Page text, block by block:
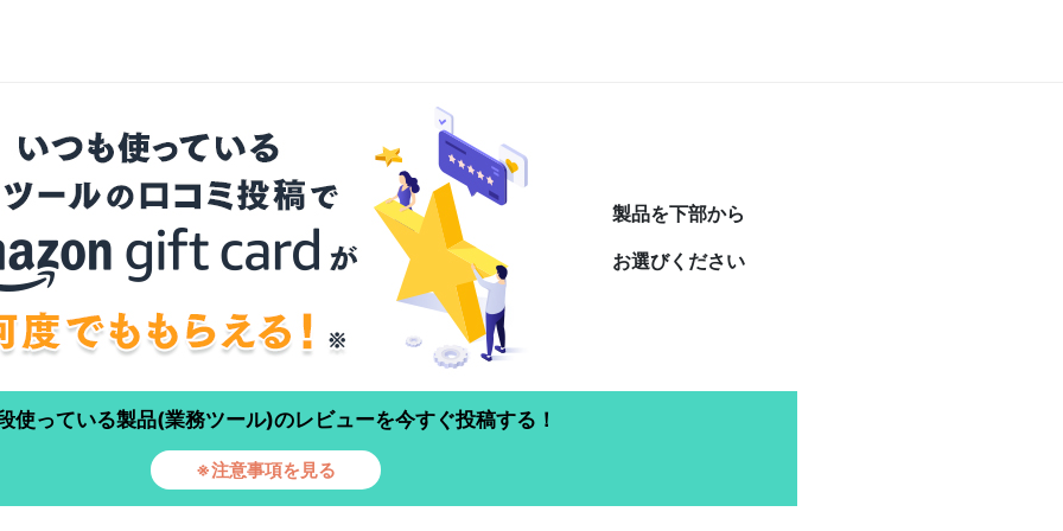
製品を下部から
お選びください
使っている製品(業務ツール)のレビューを今すぐ投稿する！
※注意事項を見る